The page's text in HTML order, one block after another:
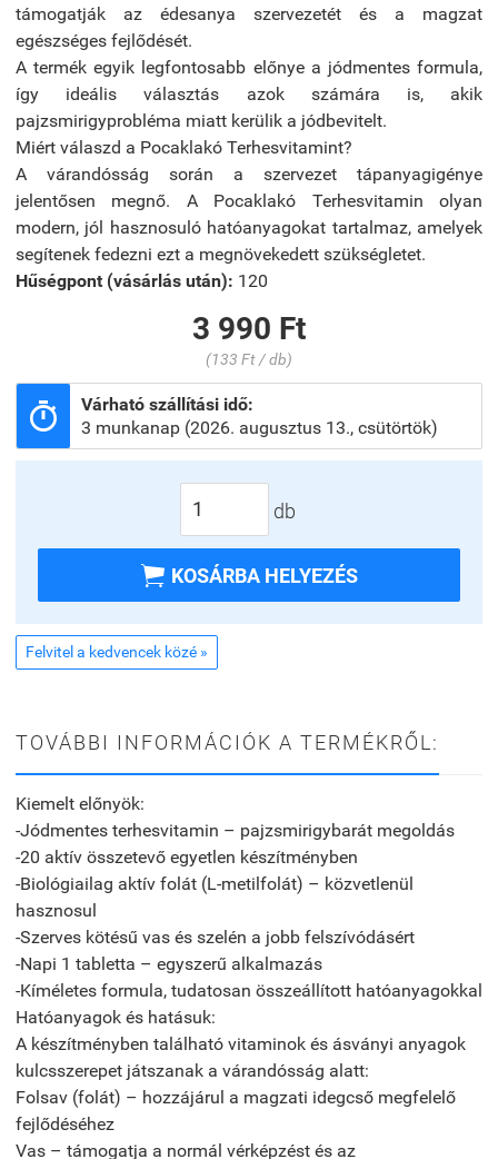
támogatják az édesanya szervezetét és a magzat
egészséges fejlődését.
A termék egyik legfontosabb előnye a jódmentes formula,
így ideális választás azok számára is, akik
pajzsmirigyprobléma miatt kerülik a jódbevitelt.
Miért válaszd a Pocaklakó Terhesvitamint?
A várandósság során a szervezet tápanyagigénye
jelentősen megnő. A Pocaklakó Terhesvitamin olyan
modern, jól hasznosuló hatóanyagokat tartalmaz, amelyek
segítenek fedezni ezt a megnövekedett szükségletet.
Hűségpont (vásárlás után): 120
3 990 Ft
(133 Ft / db)

Várható szállítási idő:
3 munkanap (2026. augusztus 13., csütörtök)
db
 KOSÁRBA HELYEZÉS
Felvitel a kedvencek közé »
TOVÁBBI INFORMÁCIÓK A TERMÉKRŐL:
Kiemelt előnyök:
-Jódmentes terhesvitamin – pajzsmirigybarát megoldás
-20 aktív összetevő egyetlen készítményben
-Biológiailag aktív folát (L-metilfolát) – közvetlenül
hasznosul
-Szerves kötésű vas és szelén a jobb felszívódásért
-Napi 1 tabletta – egyszerű alkalmazás
-Kíméletes formula, tudatosan összeállított hatóanyagokkal
Hatóanyagok és hatásuk:
A készítményben található vitaminok és ásványi anyagok
kulcsszerepet játszanak a várandósság alatt:
Folsav (folát) – hozzájárul a magzati idegcső megfelelő
fejlődéséhez
Vas – támogatja a normál vérképzést és az